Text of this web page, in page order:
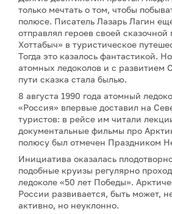
только мечтать о том, чтобы
полюсе. Писатель Лазарь Лагин
отправлял героев своей
Хоттабыч» в туристическое
Тогда это казалось фантастикой.
атомных ледоколов и с развитием
пути сказка стала былью.
8 августа 1990 года атомный
«Россия» впервые доставил на
туристов: в рейсе им читали
документальные фильмы про
полюсу был отмечен Праздником
Инициатива оказалась
подобные круизы регулярно
ледоколе «50 лет Победы».
России развивается, быть может,
активно, но неуклонно.